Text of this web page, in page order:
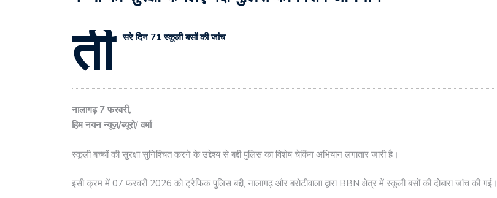
ती सरे दिन 71 स्कूली बसों की जांच
नालागढ़ 7 फरवरी,
हिम नयन न्यूज़/ब्यूरो/ वर्मा
स्कूली बच्चों की सुरक्षा सुनिश्चित करने के उद्देश्य से बद्दी पुलिस का विशेष चेकिंग अभियान लगातार जारी है।
इसी क्रम में 07 फरवरी 2026 को ट्रैफिक पुलिस बद्दी, नालागढ़ और बरोटीवाला द्वारा BBN क्षेत्र में स्कूली बसों की दोबारा जांच की गई।